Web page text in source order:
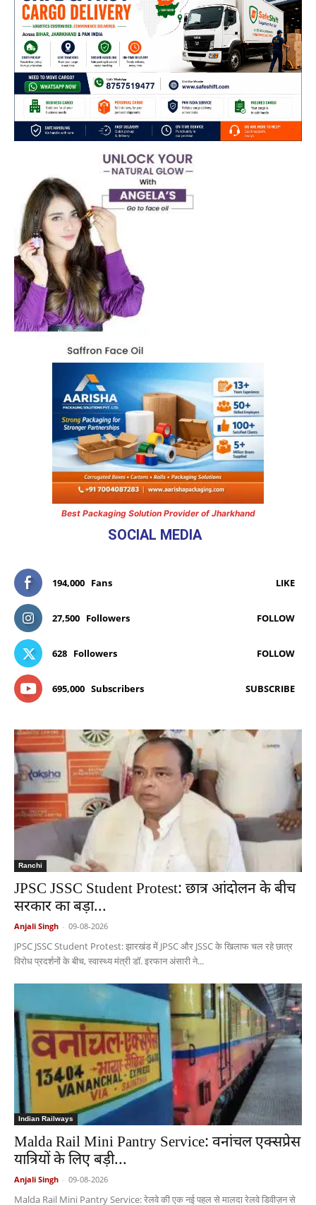
Best Packaging Solution Provider of Jharkhand
SOCIAL MEDIA
194,000 Fans LIKE
27,500 Followers FOLLOW
628 Followers FOLLOW
695,000 Subscribers SUBSCRIBE
Ranchi
JPSC JSSC Student Protest: छात्र आंदोलन के बीच
सरकार का बड़ा...
Anjali Singh - 09-08-2026
JPSC JSSC Student Protest: झारखंड में JPSC और JSSC के खिलाफ चल रहे छात्र
विरोध प्रदर्शनों के बीच, स्वास्थ्य मंत्री डॉ. इरफान अंसारी ने...
Indian Railways
Malda Rail Mini Pantry Service: वनांचल एक्सप्रेस
यात्रियों के लिए बड़ी...
Anjali Singh - 09-08-2026
Malda Rail Mini Pantry Service: रेलवे की एक नई पहल से मालदा रेलवे डिवीज़न से